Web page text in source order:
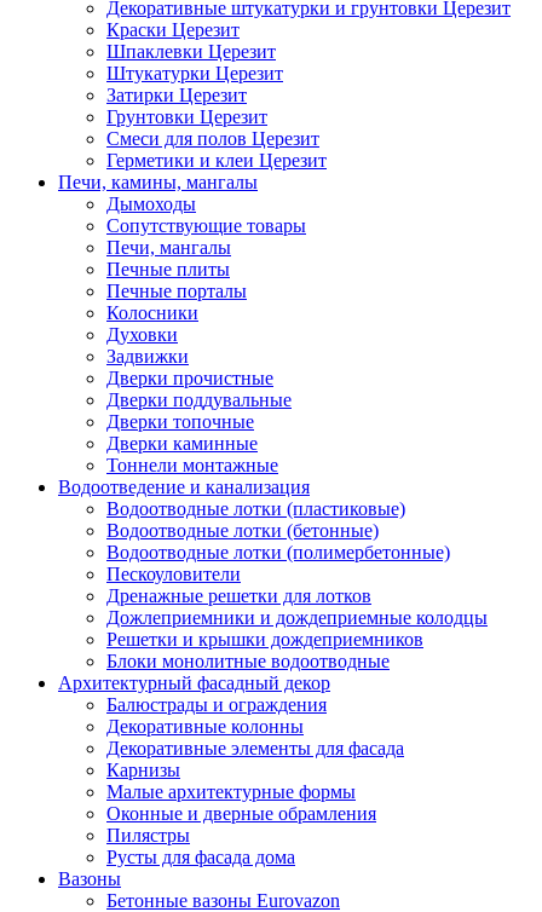
Декоративные штукатурки и грунтовки Церезит
Краски Церезит
Шпаклевки Церезит
Штукатурки Церезит
Затирки Церезит
Грунтовки Церезит
Смеси для полов Церезит
Герметики и клеи Церезит
Печи, камины, мангалы
Дымоходы
Сопутствующие товары
Печи, мангалы
Печные плиты
Печные порталы
Колосники
Духовки
Задвижки
Дверки прочистные
Дверки поддувальные
Дверки топочные
Дверки каминные
Тоннели монтажные
Водоотведение и канализация
Водоотводные лотки (пластиковые)
Водоотводные лотки (бетонные)
Водоотводные лотки (полимербетонные)
Пескоуловители
Дренажные решетки для лотков
Дожлеприемники и дождеприемные колодцы
Решетки и крышки дождеприемников
Блоки монолитные водоотводные
Архитектурный фасадный декор
Балюстрады и ограждения
Декоративные колонны
Декоративные элементы для фасада
Карнизы
Малые архитектурные формы
Оконные и дверные обрамления
Пилястры
Русты для фасада дома
Вазоны
Бетонные вазоны Eurovazon